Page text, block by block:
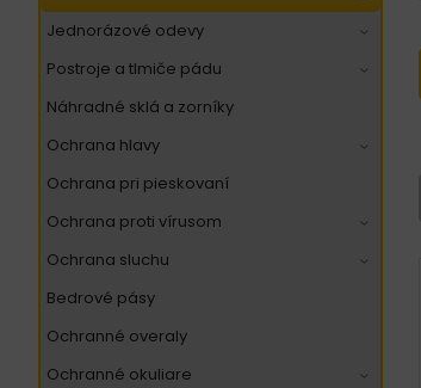
jednorázové odevy
postroje a tlmiče pádu
náhradné sklá a zorníky
ochrana hlavy
ochrana pri pieskovaní
ochrana proti vírusom
ochrana sluchu
bedrové pásy
ochranné overaly
ochranné okuliare